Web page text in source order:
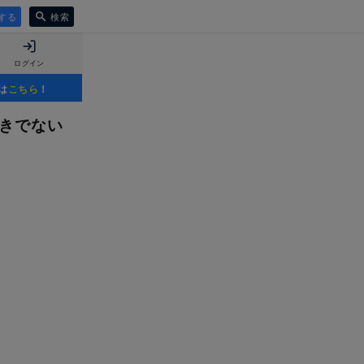
る 検索
ログイン
こちら ！
でない